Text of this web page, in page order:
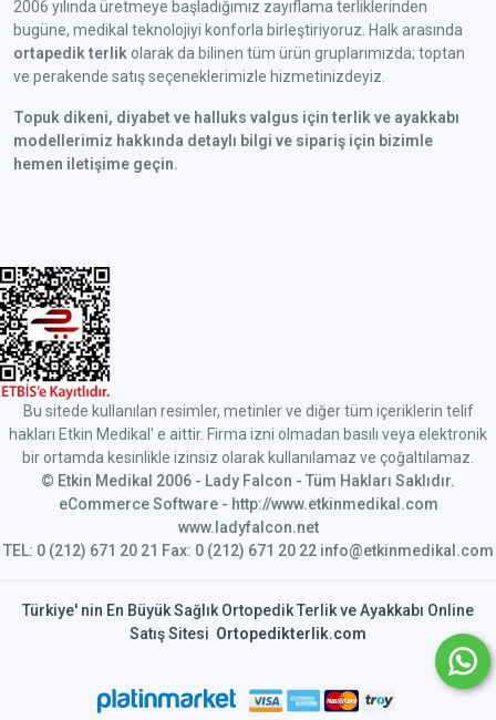
2006 yılında üretmeye başladığımız zayıflama terliklerinden
bugüne, medikal teknolojiyi konforla birleştiriyoruz. Halk arasında
ortapedik terlik olarak da bilinen tüm ürün gruplarımızda; toptan
ve perakende satış seçeneklerimizle hizmetinizdeyiz.
Topuk dikeni, diyabet ve halluks valgus için terlik ve ayakkabı
modellerimiz hakkında detaylı bilgi ve sipariş için bizimle
hemen iletişime geçin.
Bu sitede kullanılan resimler, metinler ve diğer tüm içeriklerin telif
hakları Etkin Medikal' e aittir. Firma izni olmadan basılı veya elektronik
bir ortamda kesinlikle izinsiz olarak kullanılamaz ve çoğaltılamaz.
© Etkin Medikal 2006 - Lady Falcon - Tüm Hakları Saklıdır.
eCommerce Software - http://www.etkinmedikal.com
www.ladyfalcon.net
TEL: 0 (212) 671 20 21 Fax: 0 (212) 671 20 22 info@etkinmedikal.com
Türkiye' nin En Büyük Sağlık Ortopedik Terlik ve Ayakkabı Online
Satış Sitesi Ortopedikterlik.com